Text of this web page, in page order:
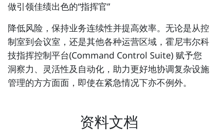
做引领佳绩出色的“指挥官”
降低风险，保持业务连续性并提高效率。无论是从控
制室到会议室，还是其他各种运营区域，霍尼韦尔科
技指挥控制平台(Command Control Suite) 赋予您
洞察力、灵活性及自动化，助力更好地协调复杂设施
管理的方方面面，即使在紧急情况下亦不例外。
资料文档